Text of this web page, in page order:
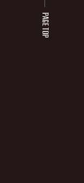
PAGE TOP